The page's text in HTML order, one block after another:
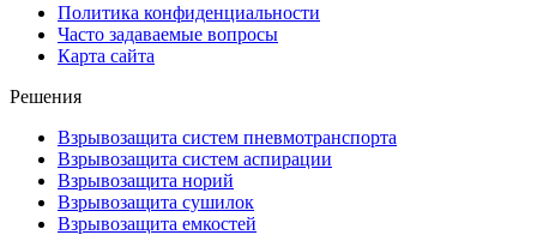
Политика конфиденциальности
Часто задаваемые вопросы
Карта сайта
Решения
Взрывозащита систем пневмотранспорта
Взрывозащита систем аспирации
Взрывозащита норий
Взрывозащита сушилок
Взрывозащита емкостей